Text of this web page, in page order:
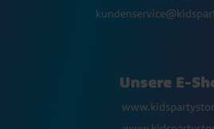
Unsere E-